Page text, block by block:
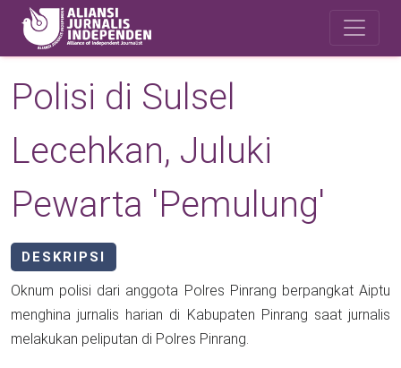
Skip to main content
Polisi di Sulsel
Lecehkan, Juluki
Pewarta 'Pemulung'
DESKRIPSI
Oknum polisi dari anggota Polres Pinrang berpangkat Aiptu
menghina jurnalis harian di Kabupaten Pinrang saat jurnalis
melakukan peliputan di Polres Pinrang.